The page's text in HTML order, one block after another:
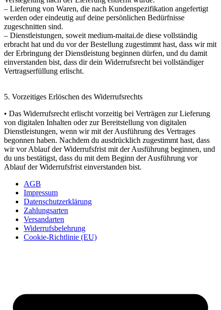
– Lieferung von Waren, die nach Kundenspezifikation angefertigt
werden oder eindeutig auf deine persönlichen Bedürfnisse
zugeschnitten sind.
– Dienstleistungen, soweit medium-maitai.de diese vollständig
erbracht hat und du vor der Bestellung zugestimmt hast, dass wir mit
der Erbringung der Dienstleistung beginnen dürfen, und du damit
einverstanden bist, dass dir dein Widerrufsrecht bei vollständiger
Vertragserfüllung erlischt.
5. Vorzeitiges Erlöschen des Widerrufsrechts
• Das Widerrufsrecht erlischt vorzeitig bei Verträgen zur Lieferung
von digitalen Inhalten oder zur Bereitstellung von digitalen
Dienstleistungen, wenn wir mit der Ausführung des Vertrages
begonnen haben. Nachdem du ausdrücklich zugestimmt hast, dass
wir vor Ablauf der Widerrufsfrist mit der Ausführung beginnen, und
du uns bestätigst, dass du mit dem Beginn der Ausführung vor
Ablauf der Widerrufsfrist einverstanden bist.
AGB
Impressum
Datenschutzerklärung
Zahlungsarten
Versandarten
Widerrufsbelehrung
Cookie-Richtlinie (EU)